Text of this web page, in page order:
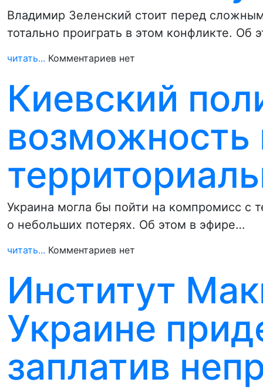
Владимир Зеленский стоит перед
тотально проиграть в этом конфликте. Об
читать... Комментариев нет
Киевский
Украина могла бы пойти на компромисс с
о небольших потерях. Об этом в эфире…
читать... Комментариев нет
Институт
Украине
заплатив